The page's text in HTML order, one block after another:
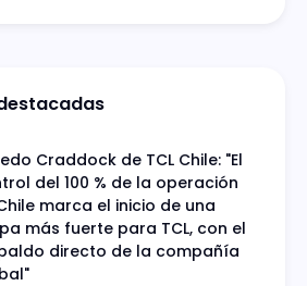
Craddock de TCL Chile: "El
del 100 % de la operación
marca el inicio de una
más fuerte para TCL, con el
directo de la compañía